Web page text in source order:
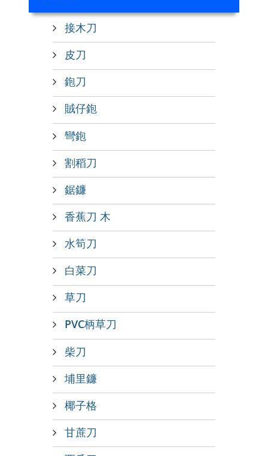
接木刀
皮刀
鉋刀
賊仔鉋
彎鉋
割稻刀
鋸鐮
香蕉刀 木
水筍刀
白菜刀
草刀
PVC柄草刀
柴刀
埔里鐮
椰子格
甘蔗刀